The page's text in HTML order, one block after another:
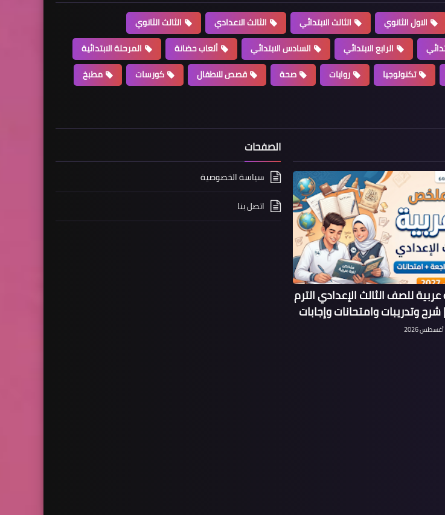
الاول الثانوي الثالث الابتدائي الثالث الاعدادي
الثالث الثانوي
الرابع الابتدائي السادس الابتدائي ألعاب حضانة
المرحلة الابتدائية
تكنولوجيا روايات صحة قصص للاطفال كورسات
مطبخ
للصف الثالث الإعدادي الترم
الصفحات
سياسة الخصوصية
اتصل بنا